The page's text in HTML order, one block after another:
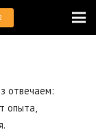
отвечаем:
опыта,